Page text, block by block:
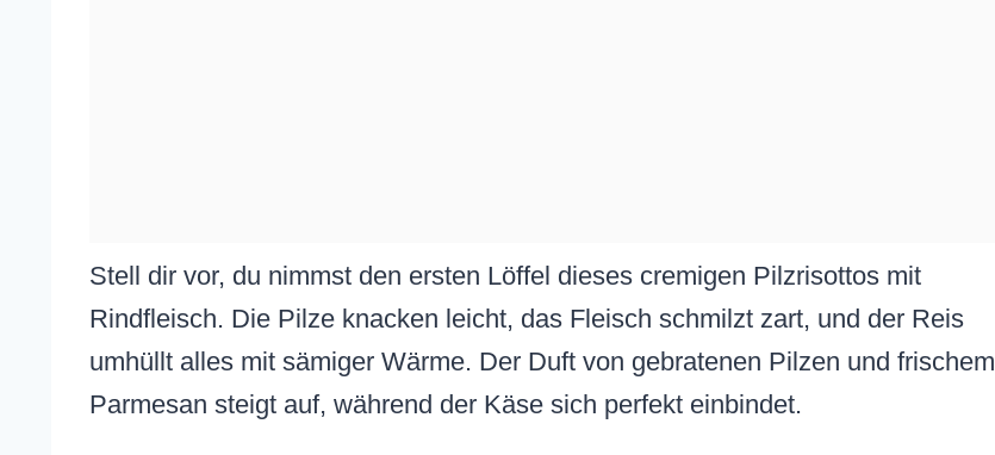
Stell dir vor, du nimmst den ersten Löffel dieses cremigen Pilzrisottos mit
Rindfleisch. Die Pilze knacken leicht, das Fleisch schmilzt zart, und der Reis
umhüllt alles mit sämiger Wärme. Der Duft von gebratenen Pilzen und frischem
Parmesan steigt auf, während der Käse sich perfekt einbindet.